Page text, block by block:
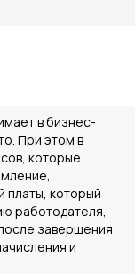
в бизнес-
При этом в
которые
платы, который
работодателя,
завершения
и